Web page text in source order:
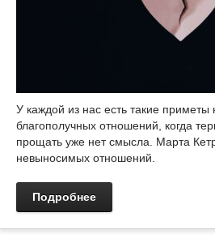
У каждой из нас есть такие
благополучных отношений, когда
прощать уже нет смысла. Марта
невыносимых отношений.
Подробнее